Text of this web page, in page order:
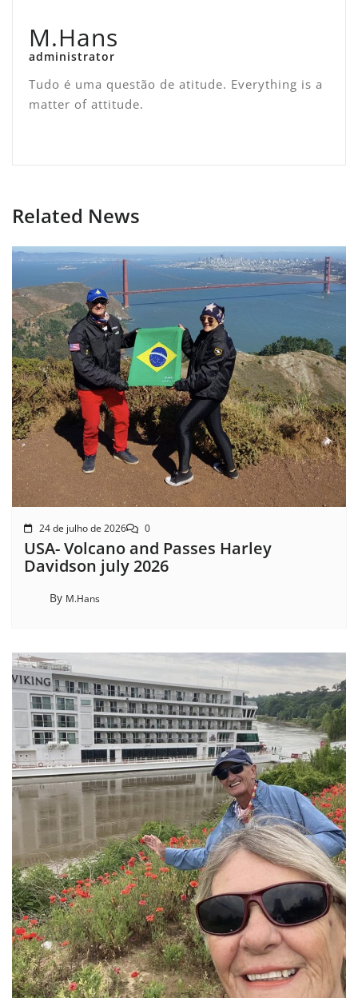
M.Hans
administrator
Tudo é uma questão de atitude. Everything is a
matter of attitude.
Related News
24 de julho de 2026 0
USA- Volcano and Passes Harley
Davidson july 2026
By M.Hans